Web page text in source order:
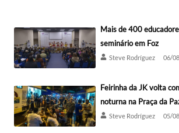
Mais de 400
seminário em Foz
Steve Rodríguez 06/
Feirinha da JK volta
noturna na Praça da
Steve Rodríguez 05/